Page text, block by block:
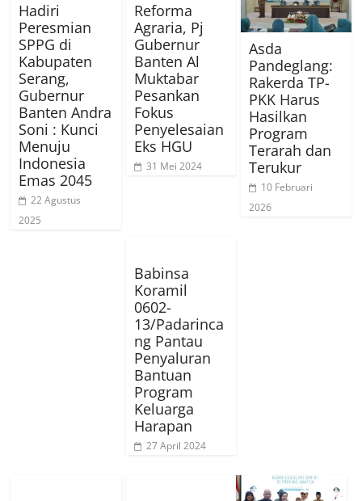
Hadiri
Peresmian
SPPG di
Kabupaten
Serang,
Gubernur
Banten Andra
Soni : Kunci
Menuju
Indonesia
Emas 2045
22 Agustus
2025
Reforma
Agraria, Pj
Gubernur
Banten Al
Muktabar
Pesankan
Fokus
Penyelesaian
Eks HGU
31 Mei 2024
Asda
Pandeglang:
Rakerda TP-
PKK Harus
Hasilkan
Program
Terarah dan
Terukur
10 Februari
2026
Babinsa
Koramil
0602-
13/Padarinca
ng Pantau
Penyaluran
Bantuan
Program
Keluarga
Harapan
27 April 2024